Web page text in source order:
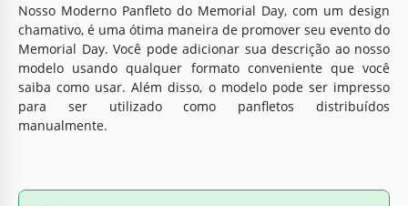
Nosso Moderno Panfleto do Memorial Day, com um design
chamativo, é uma ótima maneira de promover seu evento do
Memorial Day. Você pode adicionar sua descrição ao nosso
modelo usando qualquer formato conveniente que você
saiba como usar. Além disso, o modelo pode ser impresso
para ser utilizado como panfletos distribuídos
manualmente.